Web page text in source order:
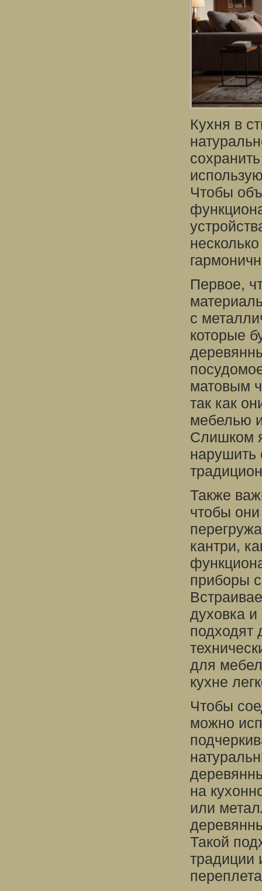
Кухня в
Чтобы
Первое,
с
которые
матовым
так как
мебелью
Слишком
Также
чтобы
кантри,
приборы
духовка
подходят
для
кухне
Чтобы
можно
на
или
Такой
традиции